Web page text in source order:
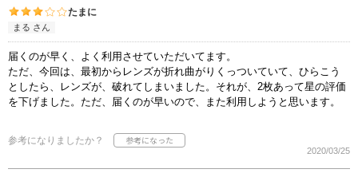
たまに
まる さん
届くのが早く、よく利用させていただいてます。
ただ、今回は、最初からレンズが折れ曲がりくっついていて、ひらこう
としたら、レンズが、破れてしまいました。それが、2枚あって星の評価
を下げました。ただ、届くのが早いので、また利用しようと思います。
参考になりましたか？
2020/03/25